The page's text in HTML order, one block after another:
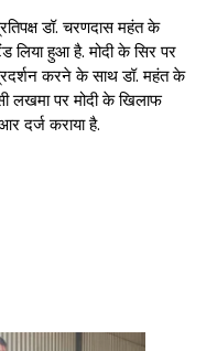
डॉ. चरणदास महंत के
लिया हुआ है. मोदी के सिर पर
करने के साथ डॉ. महंत के
लखमा पर मोदी के खिलाफ
दर्ज कराया है.